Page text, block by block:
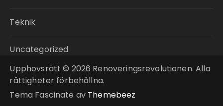
Teknik
Uncategorized
Upphovsrätt © 2026 Renoveringsrevolutionen. Alla
rättigheter förbehållna.
Tema Fascinate av Themebeez